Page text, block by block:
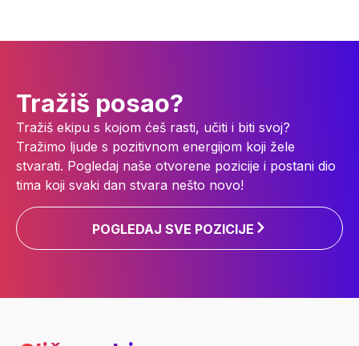
Tražiš posao?
Tražiš ekipu s kojom ćeš rasti, učiti i biti svoj?
Tražimo ljude s pozitivnom energijom koji žele
stvarati. Pogledaj naše otvorene pozicije i postani dio
tima koji svaki dan stvara nešto novo!
POGLEDAJ SVE POZICIJE